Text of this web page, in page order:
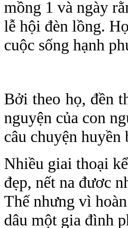
mồng 1 và ngày
lễ hội đèn lồng.
cuộc sống hạnh
Bởi theo họ, đền
nguyện của con
câu chuyện
Nhiều giai thoại
đẹp, nết na đươc
Thế nhưng vì
dâu một gia đình